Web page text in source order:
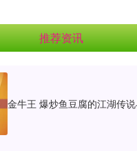
推荐资讯
金牛王 爆炒鱼豆腐的江湖传